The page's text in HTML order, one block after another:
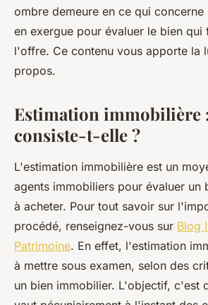
lothaire •23 décembre 2022• 2 min de
ombre demeure en ce qui concerne
en exergue pour évaluer le bien
l'offre. Ce contenu vous apporte la
propos.
Estimation immobilière
consiste-t-elle ?
L'estimation immobilière est un
agents immobiliers pour évaluer un
à acheter. Pour tout savoir sur
procédé, renseignez-vous sur Blog
Patrimoine. En effet, l'estimation
à mettre sous examen, selon des
un bien immobilier. L'objectif, c'est